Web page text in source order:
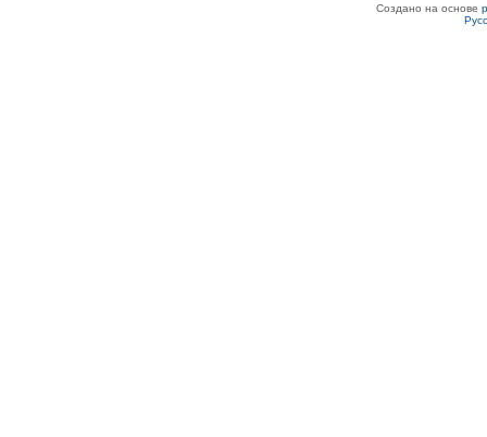
Создано на основе